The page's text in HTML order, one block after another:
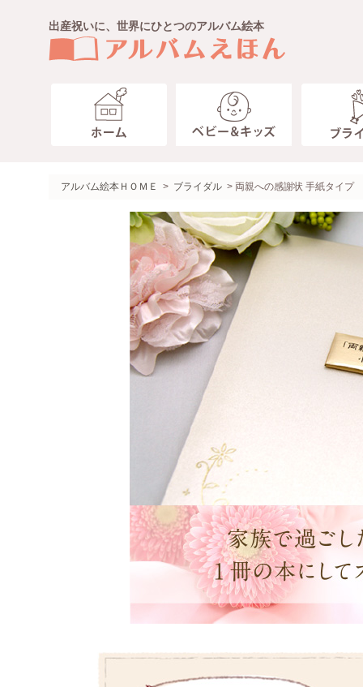
出産祝いに、世界にひとつのアルバム絵本
ベビー キッズ
ベビー
10ツキ10カものがたり＜エコー
ご出産おめでとうの絵本＜お仕
ご出産おめでとうの絵本＜アル
１～２才のバースディ＜お仕立
ブライダル
製本タイプ
額タイプ
ペット
趣味・その他
ジャケットアルバム
ありがとうの本・趣味の本
ネームインポエム
わたしたち
お客様のこえ
コラム
ガイド
送料・お支払いについて
ラッピングのご案内
アルバムえほん作成画面
仕上がり納期
アルバム絵本ＨＯＭＥ > ブライダル > 両親への感謝状 手紙タイプ